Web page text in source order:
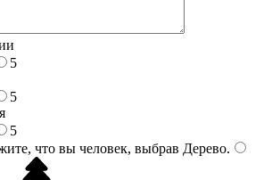
5
5
5
что вы человек, выбрав Дерево.